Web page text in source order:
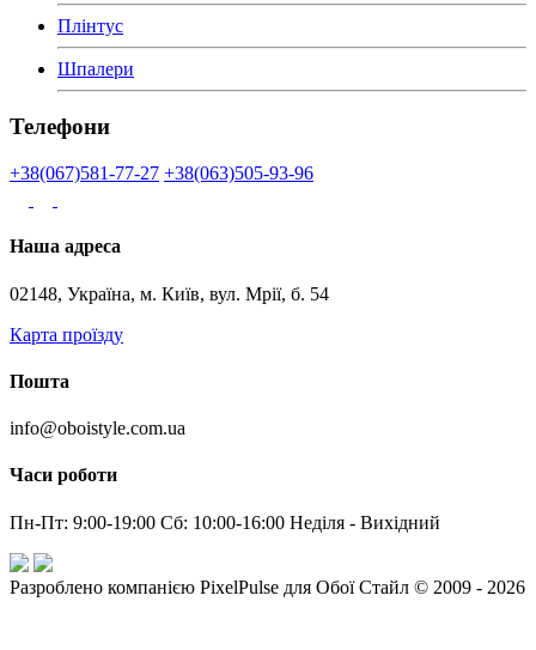
Плінтус
Шпалери
Телефони
+38(067)581-77-27 +38(063)505-93-96
Наша адреса
02148, Україна, м. Київ, вул. Мрії, б. 54
Карта проїзду
Пошта
info@oboistyle.com.ua
Часи роботи
Пн-Пт: 9:00-19:00 Сб: 10:00-16:00 Неділя - Вихідний
Разроблено компанією PixelPulse для Обої Стайл © 2009 - 2026